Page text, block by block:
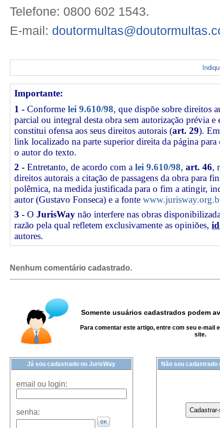
Telefone: 0800 602 1543.
E-mail:
Importante:
1 - Conforme lei 9.610/98, que dispõe sobre direitos
parcial ou integral desta obra sem autorização prévia e
constitui ofensa aos seus direitos autorais (art. 29).
link localizado na parte superior direita da página
o autor do texto.
2 - Entretanto, de acordo com a lei 9.610/98, art. 46,
direitos autorais a citação de passagens da obra para
polêmica, na medida justificada para o fim a atingir,
autor (Gustavo Fonseca) e a fonte
3 - O JurisWay não interfere nas obras
razão pela qual refletem exclusivamente as opiniões,
autores.
Nenhum comentário cadastrado.
Somente usuários cadastrados podem
Para comentar este artigo, entre com seu e-mail
site.
Já sou cadastrado no JurisWay
email ou login:
senha:
Não sou cadastrado